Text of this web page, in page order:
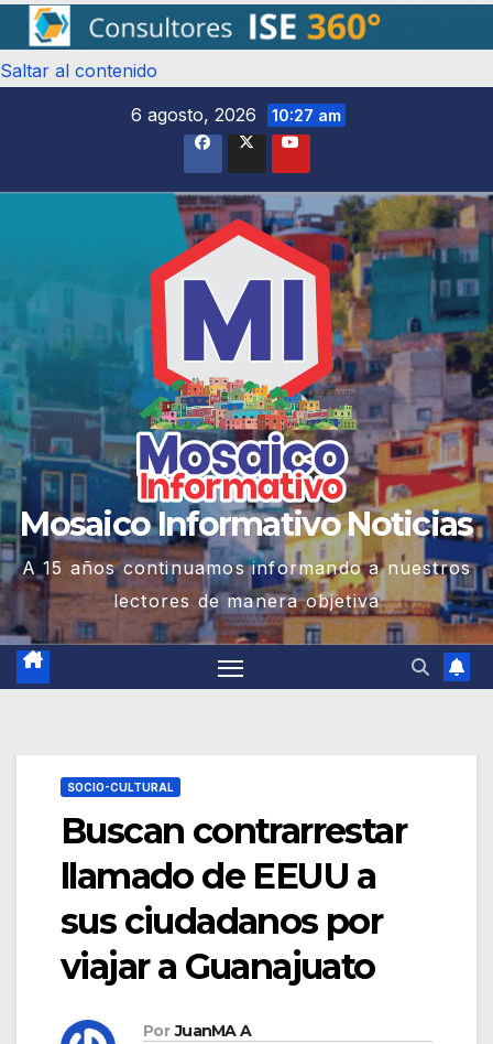
Saltar al contenido
6 agosto, 2026
10:27 am
Mosaico Informativo Noticias
A 15 años continuamos informando a nuestros
lectores de manera objetiva
SOCIO-CULTURAL
Buscan contrarrestar
llamado de EEUU a
sus ciudadanos por
viajar a Guanajuato
Por JuanMA A